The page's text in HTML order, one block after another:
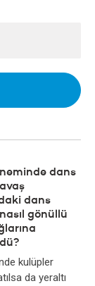
dans
dans
gönüllü
kulüpler
da yeraltı